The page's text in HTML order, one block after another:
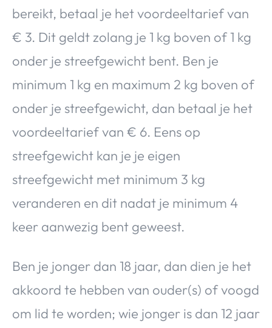
bereikt, betaal je het voordeeltarief van
€ 3. Dit geldt zolang je 1 kg boven of 1 kg
onder je streefgewicht bent. Ben je
minimum 1 kg en maximum 2 kg boven of
onder je streefgewicht, dan betaal je het
voordeeltarief van € 6. Eens op
streefgewicht kan je je eigen
streefgewicht met minimum 3 kg
veranderen en dit nadat je minimum 4
keer aanwezig bent geweest.
Ben je jonger dan 18 jaar, dan dien je het
akkoord te hebben van ouder(s) of voogd
om lid te worden; wie jonger is dan 12 jaar